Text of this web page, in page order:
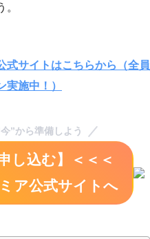
式サイトはこちらから（全員
実施中！）
”から準備しよう
し込む】＜＜＜
ア公式サイト へ